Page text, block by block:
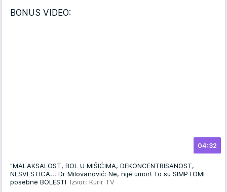
BONUS VIDEO:
04:32
"MALAKSALOST, BOL U MIŠIĆIMA, DEKONCENTRISANOST,
NESVESTICA... Dr Milovanović: Ne, nije umor! To su SIMPTOMI
posebne BOLESTI Izvor: Kurir TV